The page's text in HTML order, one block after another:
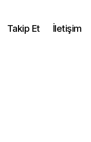
Takip Et İletişim